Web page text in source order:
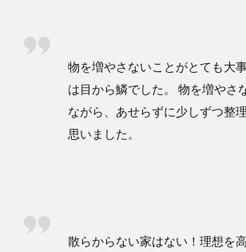
物を増やさないことがとても大
は目から鱗でした。 物を増やさ
ながら、あせらずに少しずつ整
思いました。
散らからない家はない！理想を